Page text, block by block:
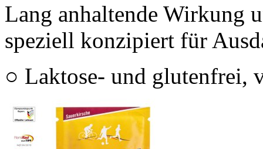
Lang anhaltende Wirkung
speziell konzipiert für
○ Laktose- und glutenfrei,